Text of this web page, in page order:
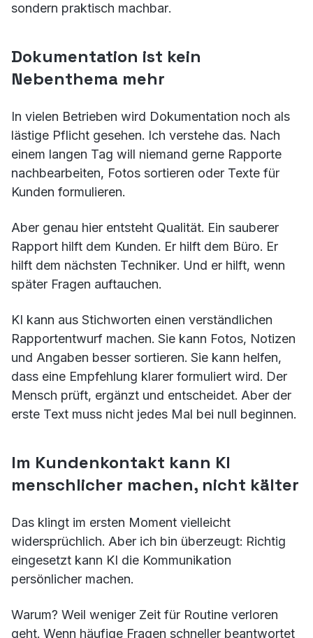
sondern praktisch machbar.
Dokumentation ist kein
Nebenthema mehr
In vielen Betrieben wird Dokumentation noch als
lästige Pflicht gesehen. Ich verstehe das. Nach
einem langen Tag will niemand gerne Rapporte
nachbearbeiten, Fotos sortieren oder Texte für
Kunden formulieren.
Aber genau hier entsteht Qualität. Ein sauberer
Rapport hilft dem Kunden. Er hilft dem Büro. Er
hilft dem nächsten Techniker. Und er hilft, wenn
später Fragen auftauchen.
KI kann aus Stichworten einen verständlichen
Rapportentwurf machen. Sie kann Fotos, Notizen
und Angaben besser sortieren. Sie kann helfen,
dass eine Empfehlung klarer formuliert wird. Der
Mensch prüft, ergänzt und entscheidet. Aber der
erste Text muss nicht jedes Mal bei null beginnen.
Im Kundenkontakt kann KI
menschlicher machen, nicht kälter
Das klingt im ersten Moment vielleicht
widersprüchlich. Aber ich bin überzeugt: Richtig
eingesetzt kann KI die Kommunikation
persönlicher machen.
Warum? Weil weniger Zeit für Routine verloren
geht. Wenn häufige Fragen schneller beantwortet